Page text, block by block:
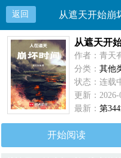
返回 从遮天开始崩
从遮天开
作者：青天
分类：其他
状态：连载
更新：
最新：第
开始阅读